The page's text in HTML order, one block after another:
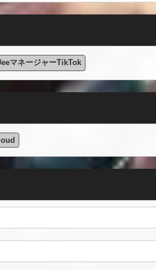
マネージャーTikTok